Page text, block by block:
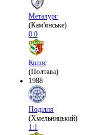
Металург
(Кам'янське)
0:0
Колос
(Полтава)
1988
Поділля
(Хмельницький)
1:1